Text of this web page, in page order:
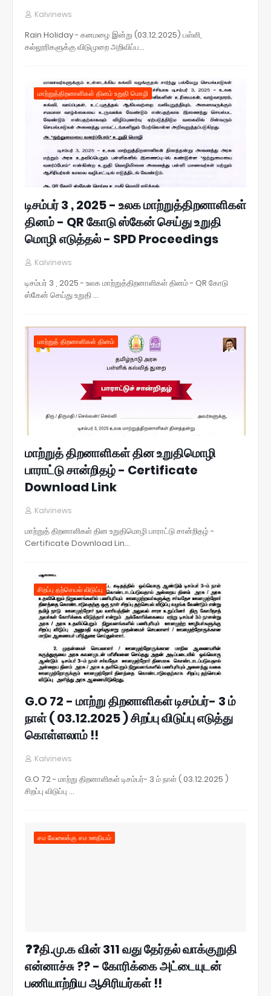
Kalvinews
Rain Holiday - கனமழை இன்று (03.12.2025) பள்ளி,
கல்லூரிகளுக்கு விடுமுறை அறிவிப்ப…
மாற்றுத்திறனாளிகள் தினம் உறுதி மொழி
டிசம்பர் 3 , 2025 - உலக மாற்றுத்திறனாளிகள்
தினம் - QR கோடு ஸ்கேன் செய்து உறுதி
மொழி எடுத்தல் - SPD Proceedings
Kalvinews
டிசம்பர் 3 , 2025 - உலக மாற்றுத்திறனாளிகள் தினம் - QR கோடு
ஸ்கேன் செய்து உறுதி …
மாற்றுத் திறனாளிகள் தினம்
மாற்றுத் திறனாளிகள் தின உறுதிமொழி
பாராட்டு சான்றிதழ் - Certificate
Download Link
Kalvinews
மாற்றுத் திறனாளிகள் தின உறுதிமொழி பாராட்டு சான்றிதழ் -
Certificate Download Lin…
சிறப்பு தற்செயல் விடுப்பு
G.O 72 - மாற்று திறனாளிகள் டிசம்பர்- 3 ம்
நாள் ( 03.12.2025 ) சிறப்பு விடுப்பு எடுத்து
கொள்ளலாம் !!
Kalvinews
G.O 72 - மாற்று திறனாளிகள் டிசம்பர்- 3 ம் நாள் ( 03.12.2025 )
சிறப்பு விடுப்பு …
சம வேலைக்கு சம ஊதியம்
❓❓தி.மு.க வின் 311 வது தேர்தல் வாக்குறுதி
என்னாச்சு ?? - கோரிக்கை அட்டையுடன்
பணியாற்றிய ஆசிரியர்கள் !!